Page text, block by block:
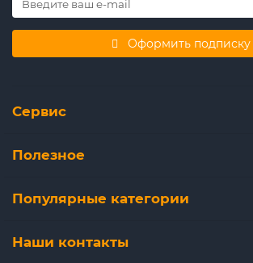
Оформить подписку
Сервис
Полезное
Популярные категории
Наши контакты